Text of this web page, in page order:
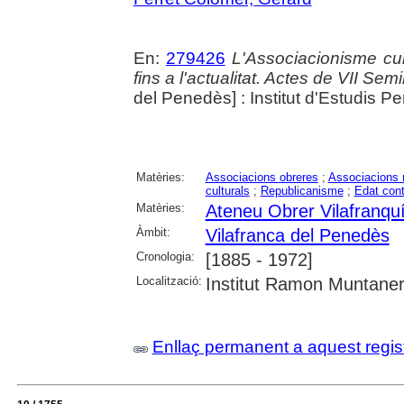
En: 279426 L'Associacionisme
fins a l'actualitat. Actes de VII
del Penedès] : Institut d'Estudis
Matèries: Associacions obreres ; Associacions
culturals ; Republicanisme; Edat
Matèries:
Ateneu Obrer
Àmbit: Vilafranca del Penedès
Cronologia: [1885 - 1972]
Localització: Institut Ramon
Enllaç permanent a aquest